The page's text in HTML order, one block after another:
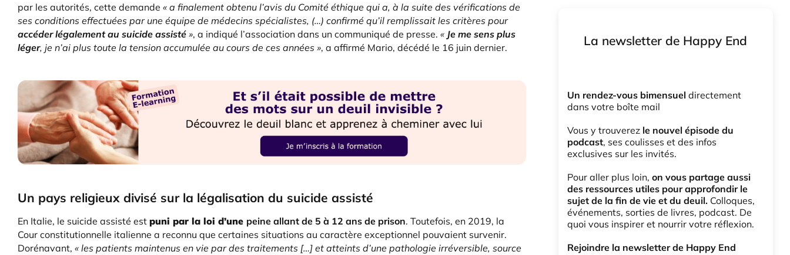
par les autorités, cette demande « a finalement obtenu l’avis du Comité éthique qui a, à la suite des vérifications de
ses conditions effectuées par une équipe de médecins spécialistes, (…) confirmé qu’il remplissait les critères pour
accéder légalement au suicide assisté», a indiqué l’association dans un communiqué de presse. « Je me sens plus
léger, je n’ai plus toute la tension accumulée au cours de ces années », a affirmé Mario, décédé le 16 juin dernier.
Un pays religieux divisé sur la légalisation du suicide assisté
En Italie, le suicide assisté est puni par la loi d’une peine allant de 5 à 12 ans de prison. Toutefois, en 2019, la
Cour constitutionnelle italienne a reconnu que certaines situations au caractère exceptionnel pouvaient survenir.
Dorénavant, « les patients maintenus en vie par des traitements […] et atteints d’une pathologie irréversible, source
La newsletter de Happy End
Un rendez-vous bimensuel directement
dans votre boîte mail
Vous y trouverez le nouvel épisode du
podcast, ses coulisses et des infos
exclusives sur les invités.
Pour aller plus loin, on vous partage aussi
des ressources utiles pour approfondir le
sujet de la fin de vie et du deuil. Colloques,
événements, sorties de livres, podcast. De
quoi vous inspirer et nourrir votre réflexion.
Rejoindre la newsletter de Happy End